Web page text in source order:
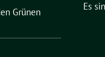
Grünen
Es